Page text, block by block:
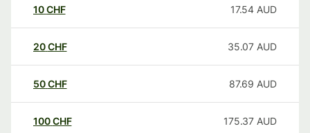
10CHF 17.54 AUD
20CHF 35.07 AUD
50CHF 87.69 AUD
100CHF 175.37 AUD